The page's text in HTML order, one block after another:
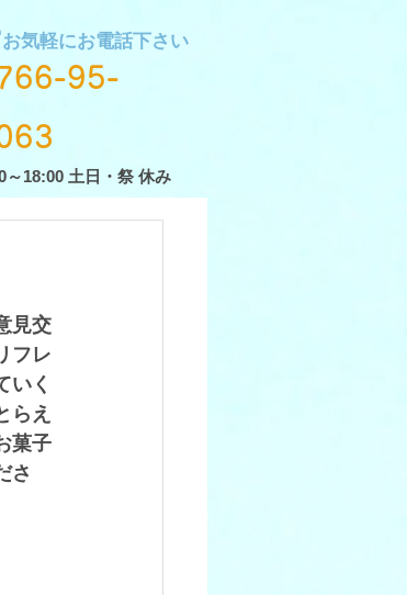
お気軽にお電話下さい
95-
～18:00 土日・祭 休み
見交
フレ
いく
らえ
菓子
さ